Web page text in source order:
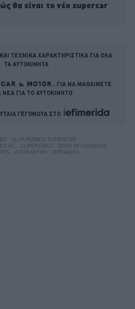
θα είναι το νέο supercar
ΤΕΧΝΙΚΑ ΧΑΡΑΚΤΗΡΙΣΤΙΚΑ ΓΙΑ ΟΛΑ
ΤΑ ΑΥΤΟΚΙΝΗΤΑ
ΓΙΑ ΝΑ ΜΑΘΑΙΝΕΤΕ
ΝΕΑ ΓΙΑ ΤΟ ΑΥΤΟΚΙΝΗΤΟ
ΓΕΓΟΝΟΤΑ ΣΤΟ
ALFA ROMEO SUPERCAR
6C
SUPERCARS
ΣΠΟΡ ΑΥΤΟΚΊΝΗΤΑ
ΑΠΟΚΆΛΥΨΗ ΠΡΕΜΙΈΡΑ